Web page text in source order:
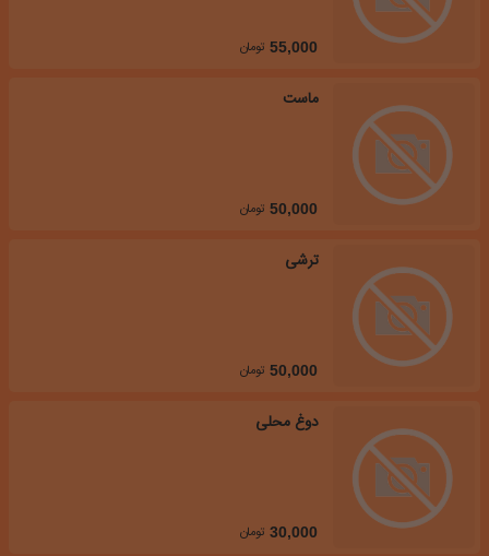
55,000 تومان
ماست
50,000 تومان
ترشی
50,000 تومان
دوغ محلی
30,000 تومان